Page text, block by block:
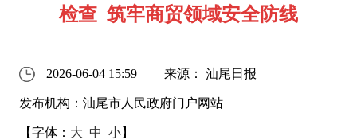
检查 筑牢商贸领域安全防线
2026-06-04 15:59 来源： 汕尾日报
发布机构：汕尾市人民政府门户网站
【字体： 大 中 小】